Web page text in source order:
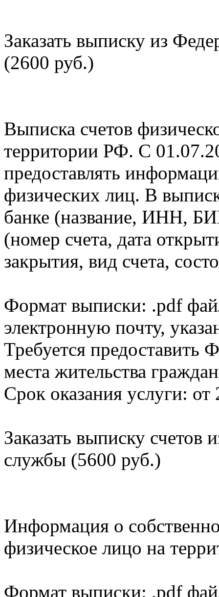
Заказать выписку из
(2600 руб.)
Выписка счетов
территории РФ. С
предоставлять
физических лиц. В
банке (название, ИНН,
(номер счета, дата
закрытия, вид счета,
Формат выписки: .pdf
электронную почту,
Требуется
места жительства
Срок оказания услуги: от
Заказать выписку счетов
службы (5600 руб.)
Информация о
физическое лицо на
Формат выписки: .pdf